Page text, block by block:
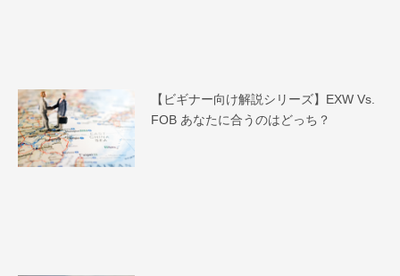
【ビギナー向け解説シリーズ】EXW Vs.
FOB あなたに合うのはどっち？